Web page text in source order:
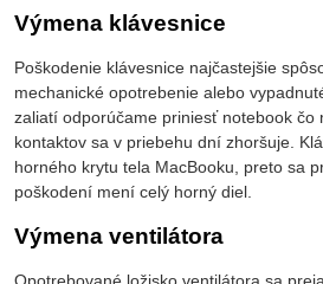
Výmena klávesnice
Poškodenie klávesnice najčastejšie
mechanické opotrebenie alebo
zaliatí odporúčame priniesť notebook čo
kontaktov sa v priebehu dní zhoršuje.
horného krytu tela MacBooku, preto sa
poškodení mení celý horný diel.
Výmena ventilátora